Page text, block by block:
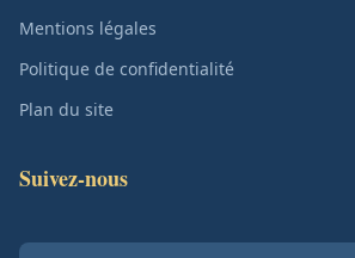
Mentions légales
Politique de confidentialité
Plan du site
Suivez-nous